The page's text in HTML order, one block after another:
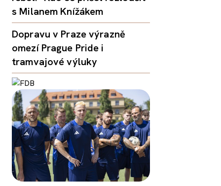
s Milanem Knížákem
Dopravu v Praze výrazně
omezí Prague Pride i
tramvajové výluky